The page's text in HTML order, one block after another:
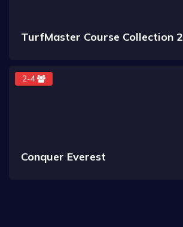
TurfMaster Course Collection 2
2-4
Conquer Everest